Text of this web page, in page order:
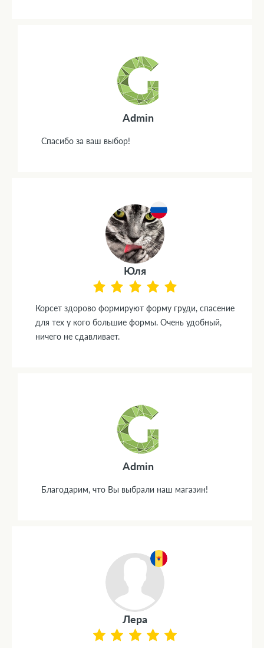
Admin
Спасибо за ваш выбор!
Юля
Корсет здорово формируют форму груди, спасение
для тех у кого большие формы. Очень удобный,
ничего не сдавливает.
Admin
Благодарим, что Вы выбрали наш магазин!
Лера